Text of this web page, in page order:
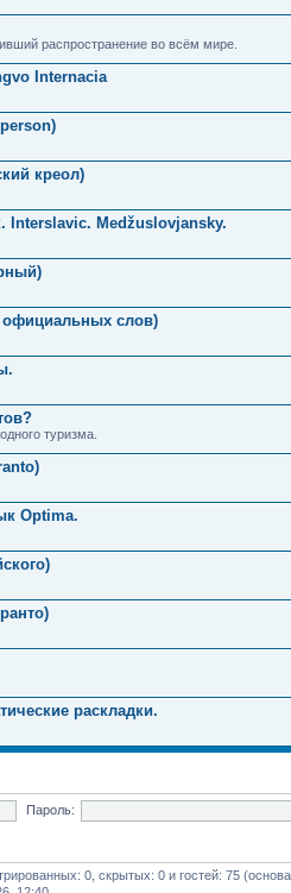
распространение во всём мире.
Internacia
креол)
Interslavic. Medžuslovjansky.
слов)
туризма.
Optima.
раскладки.
Пароль:
0, скрытых: 0 и гостей: 75